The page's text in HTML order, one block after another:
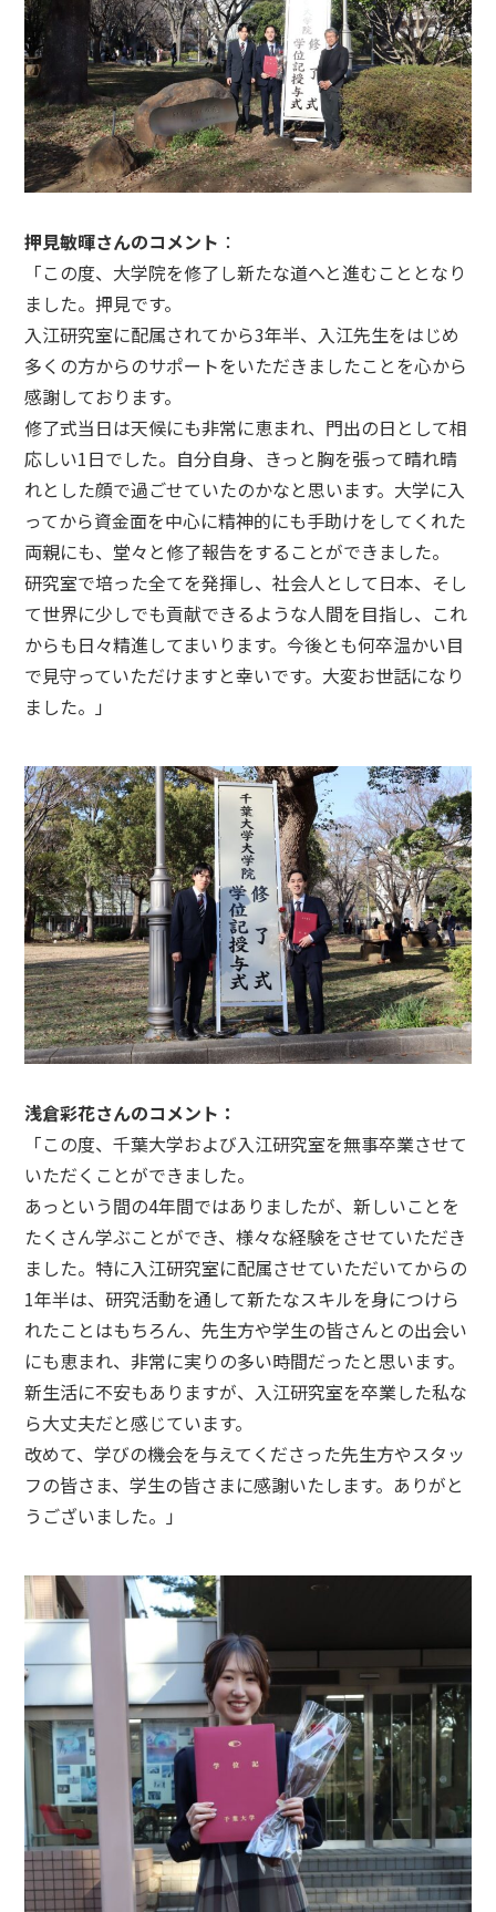
押見敏暉さんのコメント ：
「この度、大学院を修了し新たな道へと進むこととなり
ました。押見です。
入江研究室に配属されてから3年半、入江先生をはじめ
多くの方からのサポートをいただきましたことを心から
感謝しております。
修了式当日は天候にも非常に恵まれ、門出の日として相
応しい1日でした。自分自身、きっと胸を張って晴れ晴
れとした顔で過ごせていたのかなと思います。大学に入
ってから資金面を中心に精神的にも手助けをしてくれた
両親にも、堂々と修了報告をすることができました。
研究室で培った全てを発揮し、社会人として日本、そし
て世界に少しでも貢献できるような人間を目指し、これ
からも日々精進してまいります。今後とも何卒温かい目
で見守っていただけますと幸いです。大変お世話になり
ました。」
浅倉彩花さんのコメント：
「この度、千葉大学および入江研究室を無事卒業させて
いただくことができました。
あっという間の4年間ではありましたが、新しいことを
たくさん学ぶことができ、様々な経験をさせていただき
ました。特に入江研究室に配属させていただいてからの
1年半は、研究活動を通して新たなスキルを身につけら
れたことはもちろん、先生方や学生の皆さんとの出会い
にも恵まれ、非常に実りの多い時間だったと思います。
新生活に不安もありますが、入江研究室を卒業した私な
ら大丈夫だと感じています。
改めて、学びの機会を与えてくださった先生方やスタッ
フの皆さま、学生の皆さまに感謝いたします。ありがと
うございました。」